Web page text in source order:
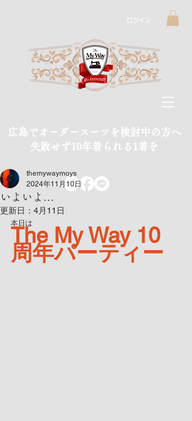
ログイン
広島でオーダースーツを検討中の方へ
​失敗せず10年着られる1着を
いよいよ…
themywaymoys
2024年11月10日
更新日： 4月11日
本日は
The My Way 10
周年パーティー